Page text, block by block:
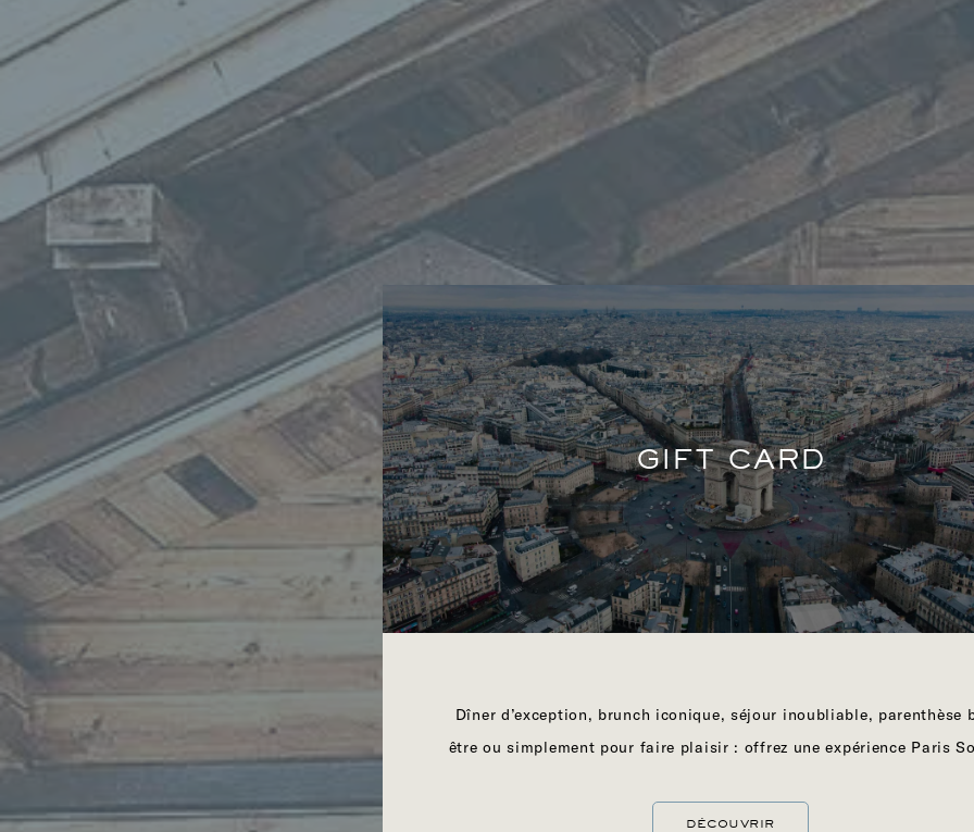
LE REFUGE DE
GIFT CARD
Dîner d’exception, brunch iconique, séjour inoubliable, parenthèse
être ou simplement pour faire plaisir : offrez une expérience Paris
DÉCOUVRIR